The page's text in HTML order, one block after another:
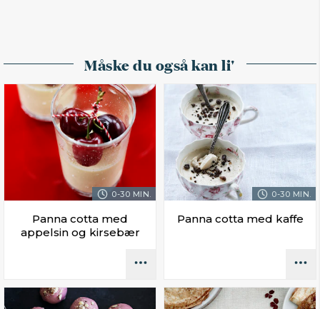
Måske du også kan li'
0-30 MIN.
Panna cotta med
appelsin og kirsebær
0-30 MIN.
Panna cotta med kaffe